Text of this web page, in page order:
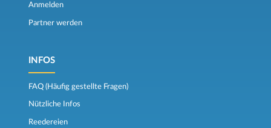
Anmelden
Partner werden
INFOS
FAQ (Häufig gestellte Fragen)
Nützliche Infos
Reedereien